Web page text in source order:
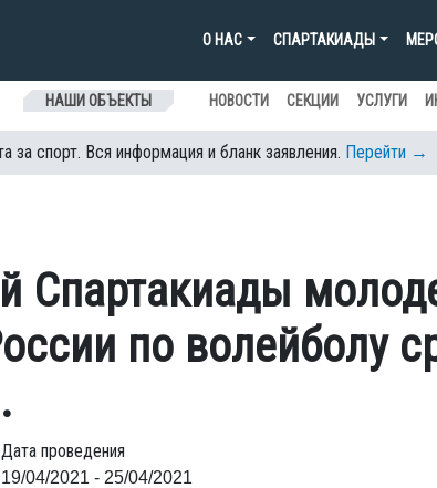
О НАС СПАРТАКИАДЫ
НАШИ ОБЪЕКТЫ НОВОСТИ СЕКЦИИ УСЛУГИ
за спорт. Вся информация и бланк заявления. Перейти →
Спартакиады
по волейболу
Дата проведения
19/04/2021 - 25/04/2021